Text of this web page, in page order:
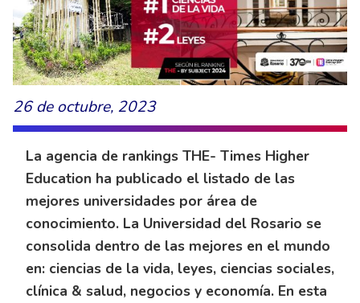
26 de octubre, 2023
La agencia de rankings THE- Times Higher
Education ha publicado el listado de las
mejores universidades por área de
conocimiento. La Universidad del Rosario se
consolida dentro de las mejores en el mundo
en: ciencias de la vida, leyes, ciencias sociales,
clínica & salud, negocios y economía. En esta